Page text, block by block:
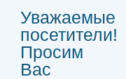
Уважаемые
посетители!
Просим
Вас